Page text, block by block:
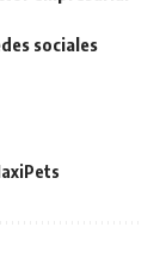
sociales